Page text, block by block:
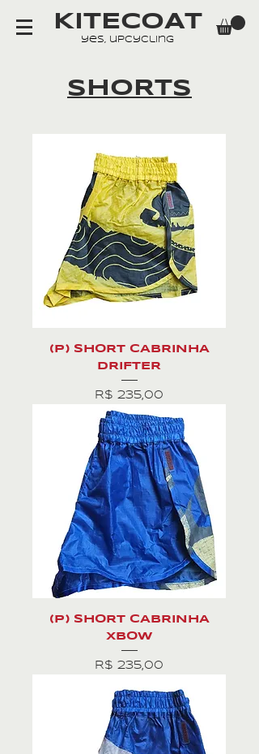
yes, upcycling
KITECOAT
SHORTS
(P) SHORT CABRINHA
DRIFTER
Preço
R$ 235,00
(P) SHORT CABRINHA
XBOW
Preço
R$ 235,00